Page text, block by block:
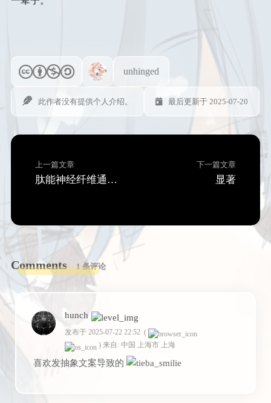
unhinged
此作者没有提供个人介绍。 最后更新于 2025-07-20
上一篇文章
肽能神经纤维通路验证的阿托品阻断实验
下一篇文章
显著
Comments 1 条评论
hunch
发布于 2025-07-22 22:52 (
)来自: 中国 上海市 上海
喜欢发抽象文案导致的